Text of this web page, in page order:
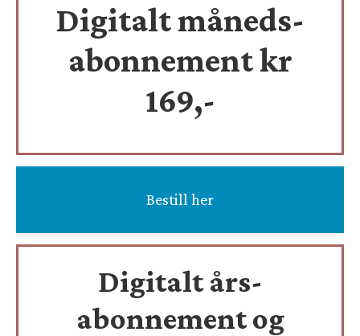
Digitalt måneds-
abonnement kr
169,-
Bestill her
Digitalt års-
abonnement og